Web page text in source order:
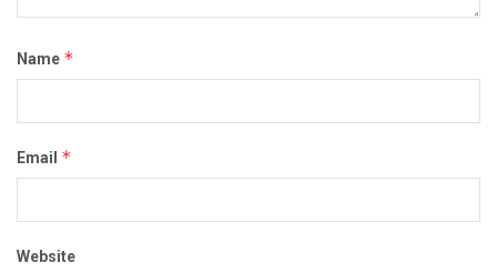
Name *
Email *
Website